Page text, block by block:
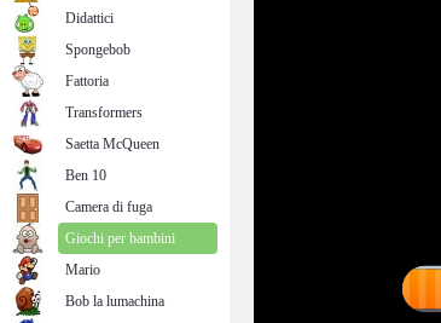
Didattici
Spongebob
Fattoria
Transformers
Saetta McQueen
Ben 10
Camera di fuga
Giochi per bambini
Mario
Bob la lumachina